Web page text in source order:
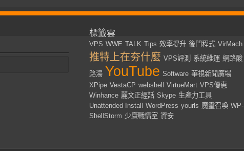
標籤雲
VPS WWE TALK Tips 效率提升 後門程式 VirMach
推特上在夯什麼 VPS評測 系統維運 網路酸
路湯 YouTube Software 華視新聞廣場
XPipe VestaCP webshell VirtueMart VPS優惠
Winhance 麗文正經話 Skype 生產力工具
Unattended Install
WordPress yourls 魔靈召喚 WP-
ShellStorm 少康戰情室 資安